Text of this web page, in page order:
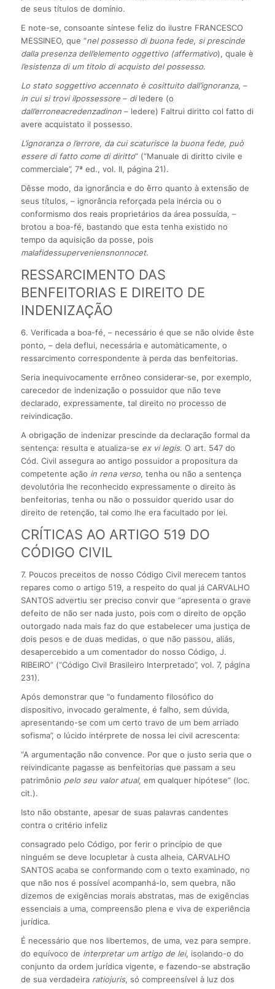
de seus títulos de domínio.
E note-se, consoante síntese feliz do ilustre FRANCESCO
MESSINEO, que “nel possesso di buona fede, si prescinde
dalla presenza dell’elemento oggettivo (affermativo), quale è
l’esistenza di um titolo di acquisto del possesso.
Lo stato soggettivo accennato è cosittuito dall’ignoranza, –
in cui si trovi ilpossessore– diledere (o
dall’erroneacredenzadinon– ledere) Faltrui diritto col fatto di
avere acquistato il possesso.
L’ignoranza o l’errore, da cui scaturisce la buona fede, può
essere di fatto come di diritto” (“Manuale di diritto civile e
commerciale”, 7ª ed., vol. II, página 21).
Dêsse modo, da ignorância e do êrro quanto à extensão de
seus títulos, – ignorância reforçada pela inércia ou o
conformismo dos reais proprietários da área possuída, –
brotou a boa-fé, bastando que esta tenha existido no
tempo da aquisição da posse, pois
malafidessuperveniensnonnocet.
RESSARCIMENTO DAS
BENFEITORIAS E DIREITO DE
INDENIZAÇÃO
6. Verificada a boa-fé, – necessário é que se não olvide êste
ponto, – dela deflui, necessária e automàticamente, o
ressarcimento correspondente à perda das benfeitorias.
Seria inequivocamente errôneo considerar-se, por exemplo,
carecedor de indenização o possuidor que não teve
declarado, expressamente, tal direito no processo de
reivindicação.
A obrigação de indenizar prescinde da declaração formal da
sentença: resulta e atualiza-se ex vi legis. O art. 547 do
Cód. Civil assegura ao antigo possuidor a propositura da
competente ação in rena verso, tenha ou não a sentença
devolutória lhe reconhecido expressamente o direito às
benfeitorias, tenha ou não o possuidor querido usar do
direito de retenção, tal como lhe era facultado por lei.
CRÍTICAS AO ARTIGO 519 DO
CÓDIGO CIVIL
7. Poucos preceitos de nosso Código Civil merecem tantos
repares como o artigo 519, a respeito do qual já CARVALHO
SANTOS advertiu ser preciso convir que “apresenta o grave
defeito de não ser nada justo, pois com o direito de opção
outorgado nada mais faz do que estabelecer uma justiça de
dois pesos e de duas medidas, o que não passou, aliás,
desapercebido a um comentador do nosso Código, J.
RIBEIRO” (“Código Civil Brasileiro Interpretado”, vol. 7, página
231).
Após demonstrar que “o fundamento filosófico do
dispositivo, invocado geralmente, é falho, sem dúvida,
apresentando-se com um certo travo de um bem arriado
sofisma”, o lúcido intérprete de nossa lei civil acrescenta:
“A argumentação não convence. Por que o justo seria que o
reivindicante pagasse as benfeitorias que passam a seu
patrimônio pelo seu valor atual, em qualquer hipótese” (loc.
cit.).
Isto não obstante, apesar de suas palavras candentes
contra o critério infeliz
consagrado pelo Código, por ferir o princípio de que
ninguém se deve locupletar à custa alheia, CARVALHO
SANTOS acaba se conformando com o texto examinado, no
que não nos é possível acompanhá-lo, sem quebra, não
dizemos de exigências morais abstratas, mas de exigências
essenciais a uma, compreensão plena e viva de experiência
jurídica.
É necessário que nos libertemos, de uma, vez para sempre.
do equívoco de interpretar um artigo de lei, isolando-o do
conjunto da ordem jurídica vigente, e fazendo-se abstração
de sua verdadeira ratiojuris, só compreensível à luz dos